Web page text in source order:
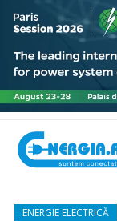
ENERGIE ELECTRICĂ